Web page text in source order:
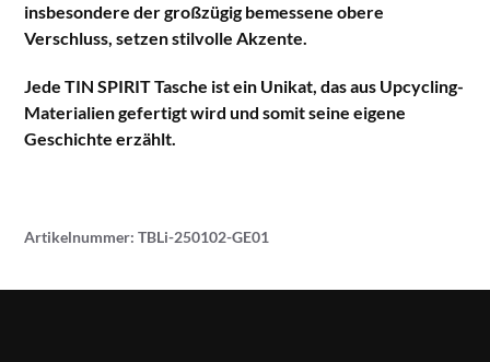
insbesondere der großzügig bemessene obere
Verschluss, setzen stilvolle Akzente.
Jede TIN SPIRIT Tasche ist ein Unikat, das aus Upcycling-
Materialien gefertigt wird und somit seine eigene
Geschichte erzählt.
Artikelnummer:TBLi-250102-GE01